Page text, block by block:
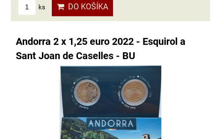
ks DO KOŠÍKA
Andorra 2 x 1,25 euro 2022 - Esquirol a
Sant Joan de Caselles - BU